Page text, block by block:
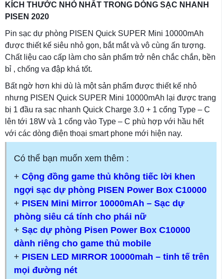
KÍCH THƯỚC NHỎ NHẤT TRONG DÒNG SẠC NHANH
PISEN 2020
Pin sạc dự phòng PISEN Quick SUPER Mini 10000mAh
được thiết kế siêu nhỏ gọn, bắt mắt và vô cùng ấn tượng.
Chất liệu cao cấp làm cho sản phẩm trở nên chắc chắn, bền
bỉ , chống va đập khá tốt.
Bất ngờ hơn khi dù là một sản phẩm được thiết kế nhỏ
nhưng PISEN Quick SUPER Mini 10000mAh lại được trang
bị 1 đầu ra sạc nhanh Quick Charge 3.0 + 1 cổng Type – C
lên tới 18W và 1 cổng vào Type – C phù hợp với hầu hết
với các dòng điện thoại smart phone mới hiện nay.
Có thể bạn muốn xem thêm :
+ Cộng đồng game thủ không tiếc lời khen
ngợi sạc dự phòng PISEN Power Box C10000
+ PISEN Mini Mirror 10000mAh – Sạc dự
phòng siêu cá tính cho phái nữ
+ Sạc dự phòng Pisen Power Box C10000
dành riêng cho game thủ mobile
+ PISEN LED MIRROR 10000mah – tinh tế trên
mọi đường nét